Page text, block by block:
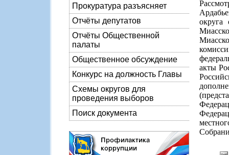
Прокуратура разъясняет
Отчёты депутатов
Отчёты Общественной
палаты
Общественное обсуждение
Конкурс на должность Главы
Схемы округов для
проведения выборов
Поиск документа
округа
акты